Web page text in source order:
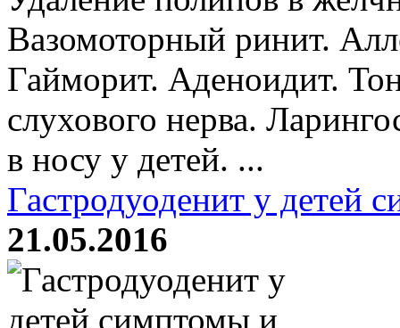
Вазомоторный ринит.
Гайморит. Аденоидит.
слухового нерва.
в носу у детей. ...
Гастродуоденит у детей
21.05.2016